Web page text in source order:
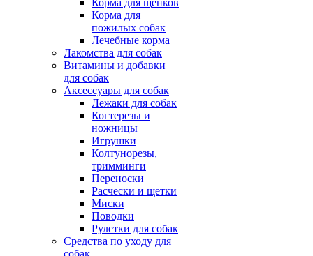
Корма для щенков
Корма для
пожилых собак
Лечебные корма
Лакомства для собак
Витамины и добавки
для собак
Аксессуары для собак
Лежаки для собак
Когтерезы и
ножницы
Игрушки
Колтунорезы,
тримминги
Переноски
Расчески и щетки
Миски
Поводки
Рулетки для собак
Средства по уходу для
собак